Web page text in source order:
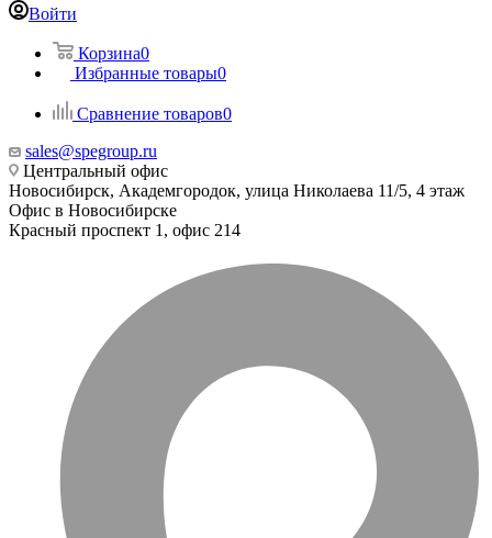
Войти
Корзина0
Избранные товары0
Сравнение товаров0
sales@spegroup.ru
Центральный офис
Новосибирск, Академгородок, улица Николаева 11/5, 4 этаж
Офис в Новосибирске
Красный проспект 1, офис 214